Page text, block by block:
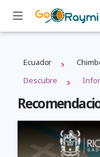
Ecuador
Descubre